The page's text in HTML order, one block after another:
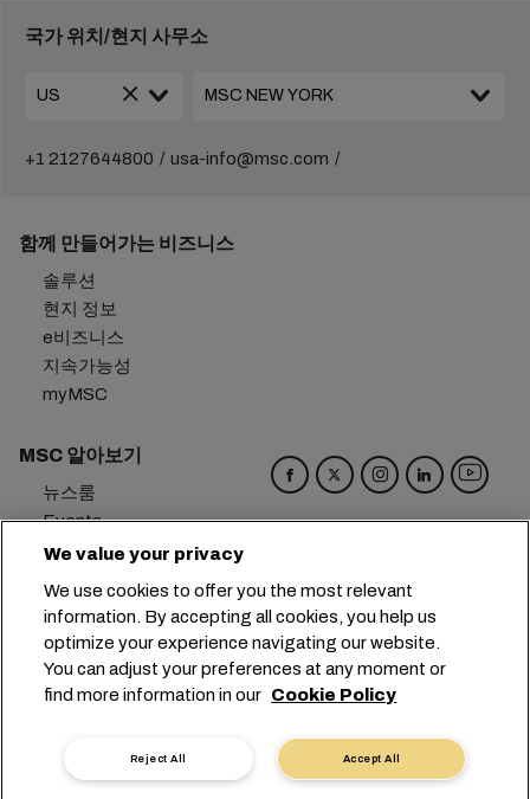
국가 위치/현지 사무소
+1 2127644800 usa-info@msc.com
함께 만들어가는 비즈니스
솔루션
현지 정보
e비즈니스
지속가능성
myMSC
MSC 알아보기
뉴스룸
Events
Blog
문의하기
환경 설정 센터
본사: +41 227038888
info@msc.com
쿠키 설정 데이터 보호 개인 정보 요청
We value your privacy
We use cookies to offer you the most relevant
information. By accepting all cookies, you help us
optimize your experience navigating our website.
You can adjust your preferences at any moment or
find more information in our Cookie Policy
Accept All
Reject All